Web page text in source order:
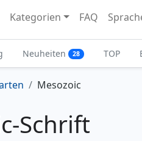
Kategorien FAQ
Neuheiten 28 TOP
Mesozoic
Schrift